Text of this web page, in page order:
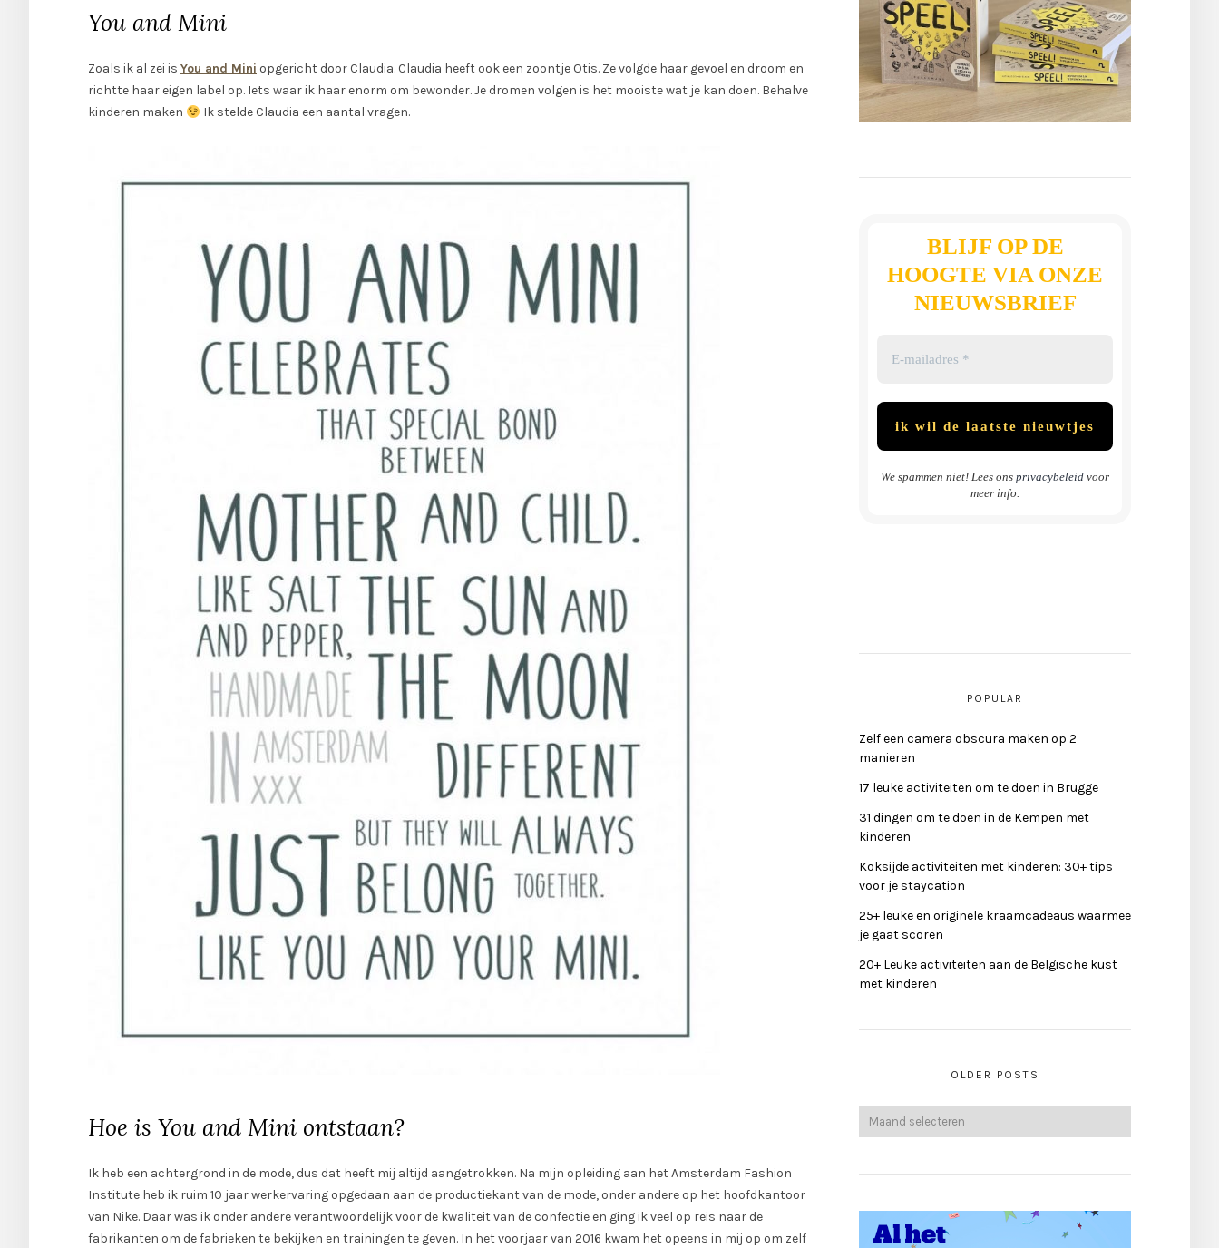
You and Mini
Zoals ik al zei is You and Mini opgericht door Claudia. Claudia heeft ook een zoontje Otis. Ze volgde haar gevoel en droom en
richtte haar eigen label op. Iets waar ik haar enorm om bewonder. Je dromen volgen is het mooiste wat je kan doen. Behalve
kinderen maken
Ik stelde Claudia een aantal vragen.
Hoe is You and Mini ontstaan?
Ik heb een achtergrond in de mode, dus dat heeft mij altijd aangetrokken. Na mijn opleiding aan het Amsterdam Fashion
Institute heb ik ruim 10 jaar werkervaring opgedaan aan de productiekant van de mode, onder andere op het hoofdkantoor
van Nike. Daar was ik onder andere verantwoordelijk voor de kwaliteit van de confectie en ging ik veel op reis naar de
fabrikanten om de fabrieken te bekijken en trainingen te geven. In het voorjaar van 2016 kwam het opeens in mij op om zelf
BLIJF OP DE
HOOGTE VIA ONZE
NIEUWSBRIEF
We spammen niet! Lees ons privacybeleid voor
meer info.
POPULAR
Zelf een camera obscura maken op 2
manieren
17 leuke activiteiten om te doen in Brugge
31 dingen om te doen in de Kempen met
kinderen
Koksijde activiteiten met kinderen: 30+ tips
voor je staycation
25+ leuke en originele kraamcadeaus waarmee
je gaat scoren
20+ Leuke activiteiten aan de Belgische kust
met kinderen
OLDER POSTS